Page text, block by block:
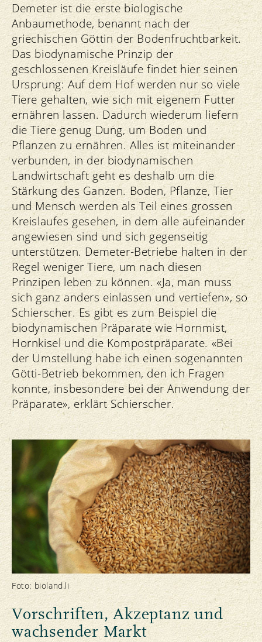
Demeter ist die erste biologische
Anbaumethode, benannt nach der
griechischen Göttin der Bodenfruchtbarkeit.
Das biodynamische Prinzip der
geschlossenen Kreisläufe findet hier seinen
Ursprung: Auf dem Hof werden nur so viele
Tiere gehalten, wie sich mit eigenem Futter
ernähren lassen. Dadurch wiederum liefern
die Tiere genug Dung, um Boden und
Pflanzen zu ernähren. Alles ist miteinander
verbunden, in der biodynamischen
Landwirtschaft geht es deshalb um die
Stärkung des Ganzen. Boden, Pflanze, Tier
und Mensch werden als Teil eines grossen
Kreislaufes gesehen, in dem alle aufeinander
angewiesen sind und sich gegenseitig
unterstützen. Demeter-Betriebe halten in der
Regel weniger Tiere, um nach diesen
Prinzipen leben zu können. «Ja, man muss
sich ganz anders einlassen und vertiefen», so
Schierscher. Es gibt es zum Beispiel die
biodynamischen Präparate wie Hornmist,
Hornkisel und die Kompostpräparate. «Bei
der Umstellung habe ich einen sogenannten
Götti-Betrieb bekommen, den ich Fragen
konnte, insbesondere bei der Anwendung der
Präparate», erklärt Schierscher.
Foto: bioland.li
Vorschriften, Akzeptanz und
wachsender Markt